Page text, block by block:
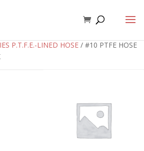
P.T.F.E.-LINED HOSE / #10 PTFE HOSE